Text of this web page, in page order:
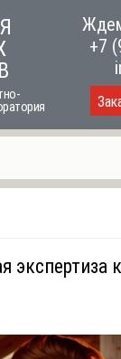
+7
экспертиза